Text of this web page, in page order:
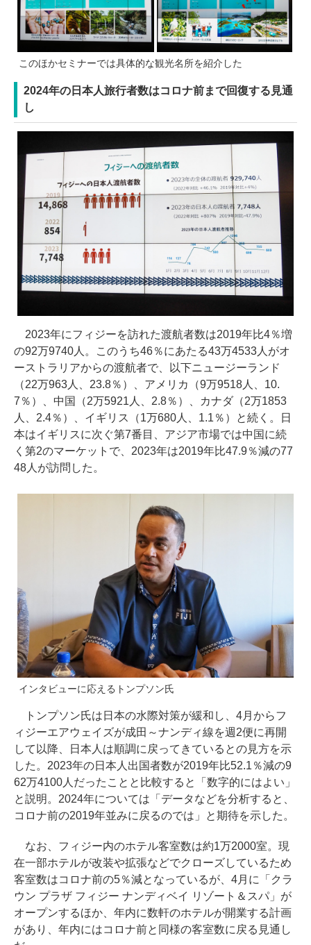
このほかセミナーでは具体的な観光名所を紹介した
2024年の日本人旅行者数はコロナ前まで回復する見通
し
2023年にフィジーを訪れた渡航者数は2019年比4％増
の92万9740人。このうち46％にあたる43万4533人がオ
ーストラリアからの渡航者で、以下ニュージーランド
（22万963人、23.8％）、アメリカ（9万9518人、10.
7％）、中国（2万5921人、2.8％）、カナダ（2万1853
人、2.4％）、イギリス（1万680人、1.1％）と続く。日
本はイギリスに次ぐ第7番目、アジア市場では中国に続
く第2のマーケットで、2023年は2019年比47.9％減の77
48人が訪問した。
インタビューに応えるトンプソン氏
トンプソン氏は日本の水際対策が緩和し、4月からフ
ィジーエアウェイズが成田～ナンディ線を週2便に再開
して以降、日本人は順調に戻ってきているとの見方を示
した。2023年の日本人出国者数が2019年比52.1％減の9
62万4100人だったことと比較すると「数字的にはよい」
と説明。2024年については「データなどを分析すると、
コロナ前の2019年並みに戻るのでは」と期待を示した。
なお、フィジー内のホテル客室数は約1万2000室。現
在一部ホテルが改装や拡張などでクローズしているため
客室数はコロナ前の5％減となっているが、4月に「クラ
ウン プラザ フィジー ナンディベイ リゾート＆スパ」が
オープンするほか、年内に数軒のホテルが開業する計画
があり、年内にはコロナ前と同様の客室数に戻る見通し